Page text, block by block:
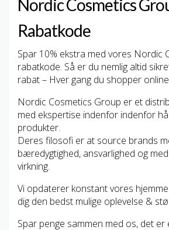
Nordic Cosmetics
Rabatkode
Spar 10% ekstra med vores Nordic
rabatkode. Så er du nemlig altid
rabat – Hver gang du shopper
Nordic Cosmetics Group er et
med ekspertise indenfor indenfor
produkter.
Deres filosofi er at source brands
bæredygtighed, ansvarlighed og
virkning.
Vi opdaterer konstant vores
dig den bedst mulige oplevelse &
Spar penge sammen med os, det er